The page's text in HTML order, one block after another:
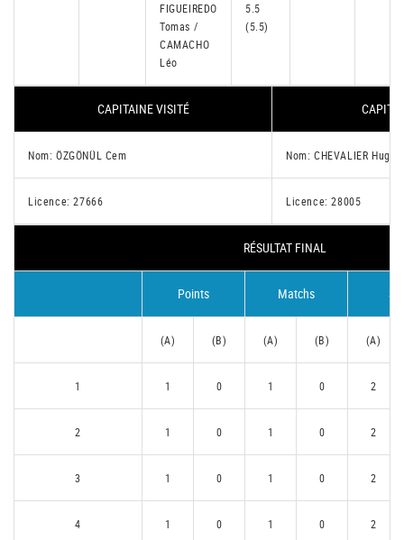
FIGUEIREDO
Tomas /
CAMACHO
Léo
5.5
(5.5)
CAPITAINE VISITÉ
Nom: ÖZGÖNÜL Cem Nom: CHEVALIER Hugo
Licence: 27666 Licence: 28005
RÉSULTAT FINAL
Points Matchs
(A) (B) (A) (B) (A)
1 1 0 1 0 2
2 1 0 1 0 2
3 1 0 1 0 2
4 1 0 1 0 2